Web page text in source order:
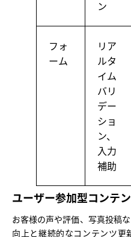
ン
フォ
ーム
リア
ルタ
イム
バリ
デー
ショ
ン、
入力
補助
ユーザー参加型コンテ
お客様の声や評価、写真投稿
向上と継続的なコンテンツ更